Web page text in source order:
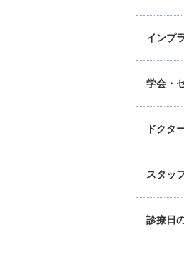
インプ
学会・
ドクタ
スタッ
診療日